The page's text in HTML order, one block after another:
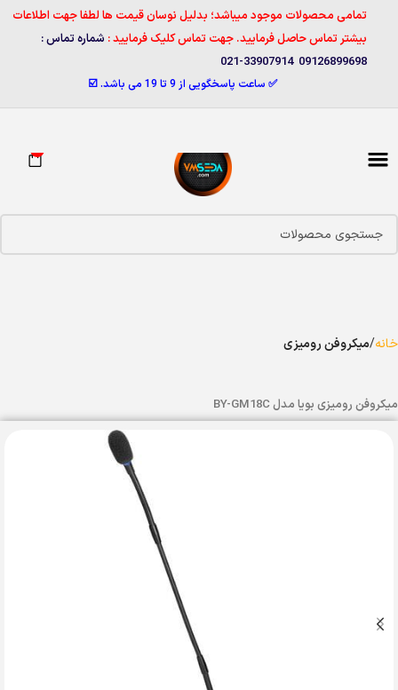
تمامی محصولات موجود میباشد؛ بدلیل نوسان قیمت ها لطفا جهت اطلاعات
بیشتر تماس حاصل فرمایید. جهت تماس کلیک فرمایید : شماره تماس :
09126899698 33907914-021
✅ ساعت پاسخگویی از 9 تا 19 می باشد. ☑️
0
خانه میکروفن رومیزی
میکروفن رومیزی بویا مدل BY-GM18C